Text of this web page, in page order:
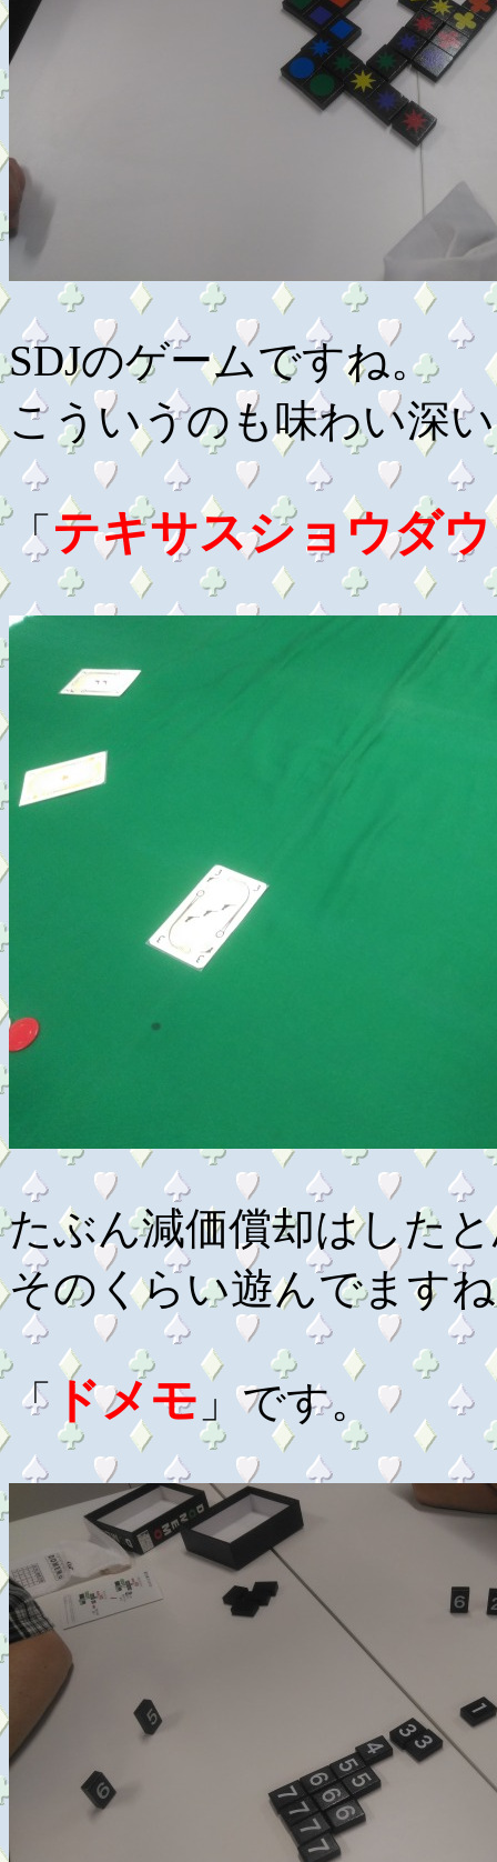
SDJのゲームですね。
こういうのも味わい深
「テキサスショウダ
たぶん減価償却はした
そのくらい遊んでます
「 ドメモ 」です。